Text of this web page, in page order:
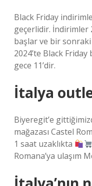
Black Friday
geçerlidir. İndirimler
başlar ve bir sonraki
2024’te Black
gece 11’dir.
İtalya
Biyeregit’e
mağazası Castel
1 saat uzaklıkta
Romana’ya ulaşım